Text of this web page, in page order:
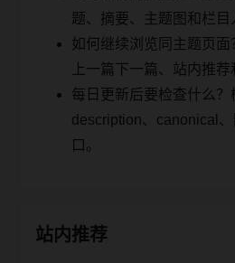
题、摘要、主题图和栏目
如何继续浏览同主题页面
上一篇下一篇、站内推荐
每日更新后要检查什么？
description、canonical
口。
站内推荐